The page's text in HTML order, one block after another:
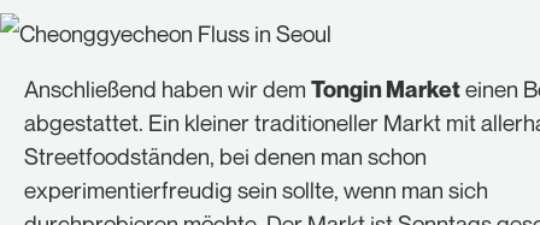
Anschließend haben wir dem Tongin Marketeinen
abgestattet. Ein kleiner traditioneller Markt mit
Streetfoodständen, bei denen man schon
experimentierfreudig sein sollte, wenn man sich